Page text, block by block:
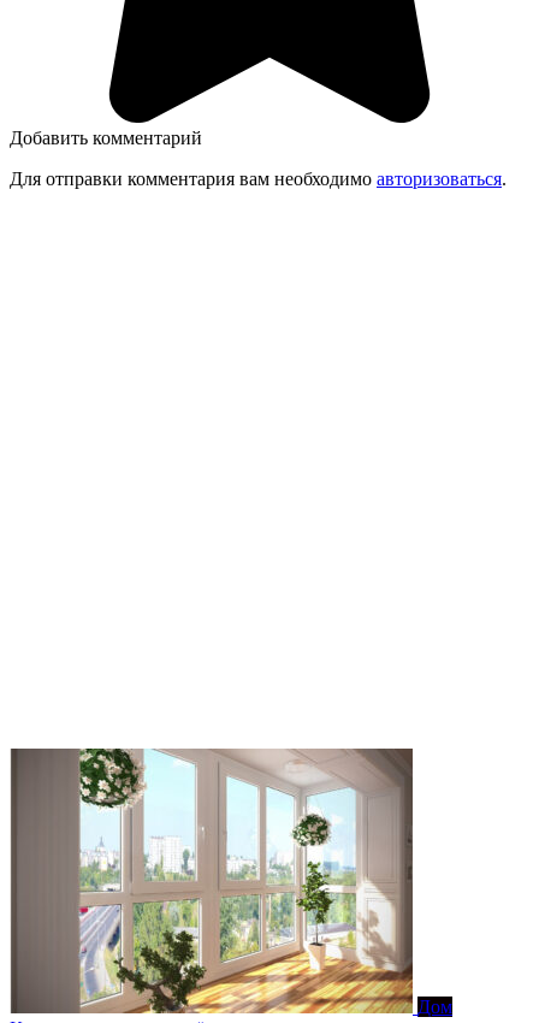
Добавить комментарий
Для отправки комментария вам необходимо авторизоваться.
Дом